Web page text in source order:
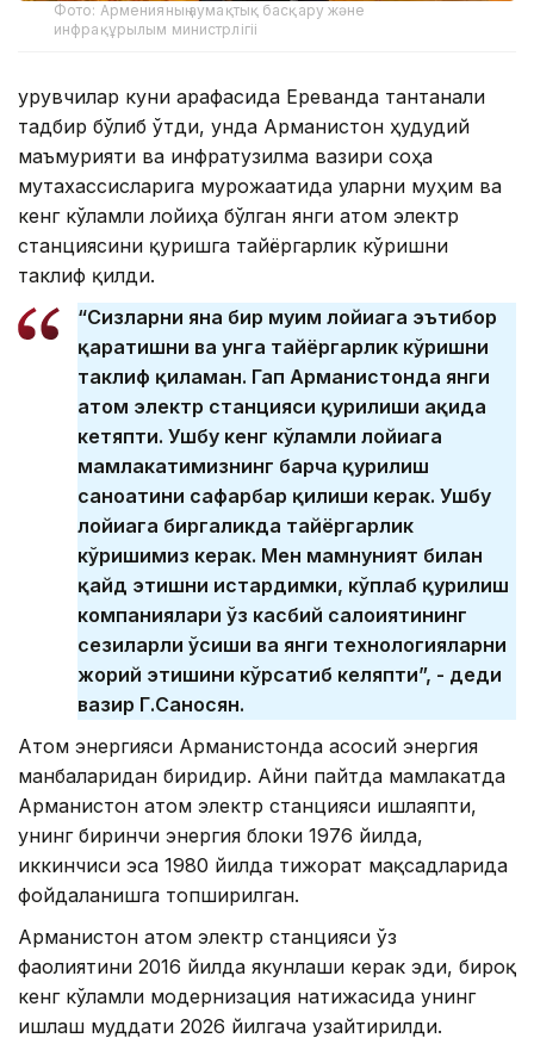
Фото: Арменияның аумақтық басқару және
инфрақұрылым министрлігіі
Қурувчилар куни арафасида Ереванда тантанали
тадбир бўлиб ўтди, унда Арманистон ҳудудий
маъмурияти ва инфратузилма вазири соҳа
мутахассисларига мурожаатида уларни муҳим ва
кенг кўламли лойиҳа бўлган янги атом электр
станциясини қуришга тайёргарлик кўришни
таклиф қилди.
“Сизларни яна бир муҳим лойиҳага эътибор
қаратишни ва унга тайёргарлик кўришни
таклиф қиламан. Гап Арманистонда янги
атом электр станцияси қурилиши ҳақида
кетяпти. Ушбу кенг кўламли лойиҳага
мамлакатимизнинг барча қурилиш
саноатини сафарбар қилиши керак. Ушбу
лойиҳага биргаликда тайёргарлик
кўришимиз керак. Мен мамнуният билан
қайд этишни истардимки, кўплаб қурилиш
компаниялари ўз касбий салоҳиятининг
сезиларли ўсиши ва янги технологияларни
жорий этишини кўрсатиб келяпти”, - деди
вазир Г.Саносян.
Атом энергияси Арманистонда асосий энергия
манбаларидан биридир. Айни пайтда мамлакатда
Арманистон атом электр станцияси ишлаяпти,
унинг биринчи энергия блоки 1976 йилда,
иккинчиси эса 1980 йилда тижорат мақсадларида
фойдаланишга топширилган.
Арманистон атом электр станцияси ўз
фаолиятини 2016 йилда якунлаши керак эди, бироқ
кенг кўламли модернизация натижасида унинг
ишлаш муддати 2026 йилгача узайтирилди.